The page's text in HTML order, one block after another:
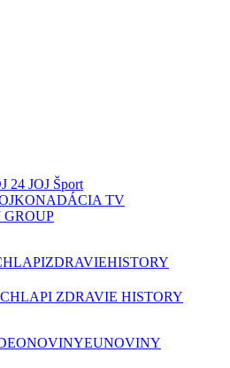
24 JOJ Šport
NADÁCIA TV
GROUP
ZDRAVIEHISTORY
ZDRAVIE HISTORY
EUNOVINY